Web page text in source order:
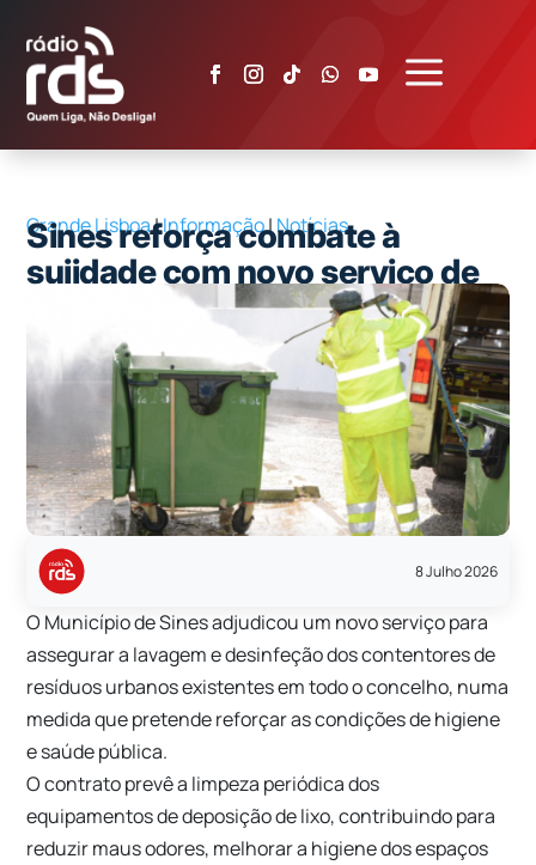
a
Grande Lisboa|Informação|Notícias
Sines reforça combate à
sujidade com novo serviço de
8 Julho 2026
O Município de Sines adjudicou um novo serviço para
assegurar a lavagem e desinfeção dos contentores de
resíduos urbanos existentes em todo o concelho, numa
medida que pretende reforçar as condições de higiene
e saúde pública.
O contrato prevê a limpeza periódica dos
equipamentos de deposição de lixo, contribuindo para
reduzir maus odores, melhorar a higiene dos espaços